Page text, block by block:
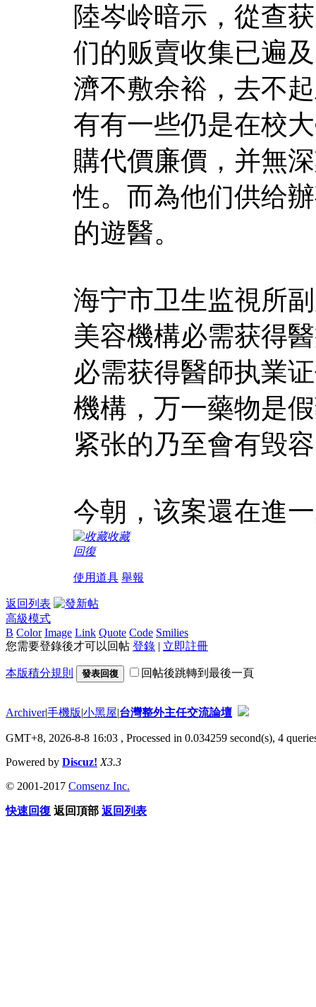
陸岑岭暗示，從查
们的贩賣收集已遍
濟不敷余裕，去不
有有一些仍是在校
購代價廉價，并無
性。而為他们供给
的遊醫。
海宁市卫生监視所
美容機構必需获得
必需获得醫師执業
機構，万一藥物是
紧张的乃至會有毁
今朝，该案還在進
收藏
回復
使用道具 舉報
返回列表
高級模式
B Color Image Link Quote Code Smilies
您需要登錄後才可以回帖 登錄 | 立即註冊
本版積分規則 發表回復 回帖後跳轉到最後一頁
Archiver|手機版|小黑屋|台灣整外主任交流論壇
GMT+8, 2026-8-8 16:03 , Processed in 0.034259 second(s), 4
Powered by Discuz! X3.3
© 2001-2017 Comsenz Inc.
快速回復 返回頂部 返回列表